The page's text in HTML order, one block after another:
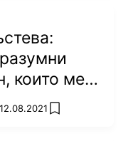
които ме
add favorites